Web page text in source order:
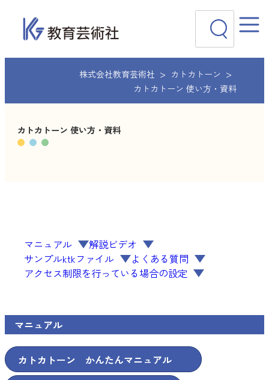
キ
株式会社教育芸術社
カトカトーン
カトカトーン 使い方・資料
カトカトーン 使い方・資料
マニュアル
解説ビデオ
サンプルktkファイル
よくある質問
アクセス制限を行っている場合の設定
マニュアル
カトカトーン かんたんマニュアル